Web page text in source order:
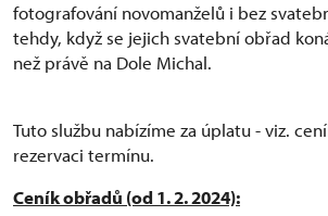
fotografování novomanželů i bez
tehdy, když se jejich svatební obřad
než právě na Dole Michal.
Tuto službu nabízíme za úplatu - viz.
rezervaci termínu.
Ceník obřadů (od 1. 2. 2024):